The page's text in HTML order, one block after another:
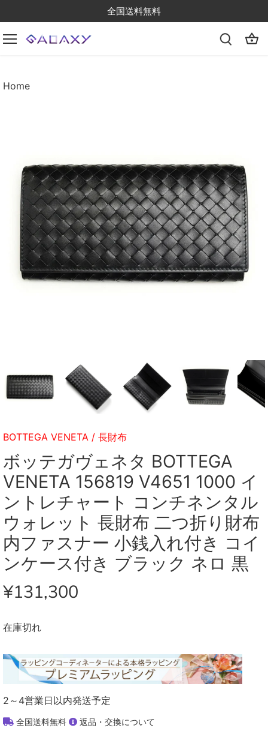
to
content
全国送料無料
Home
BOTTEGA VENETA / 長財布
ボッテガヴェネタ BOTTEGA
VENETA 156819 V4651 1000 イ
ントレチャート コンチネンタル
ウォレット 長財布 二つ折り財布
内ファスナー 小銭入れ付き コイ
ンケース付き ブラック ネロ 黒
¥131,300
在庫切れ
2～4営業日以内発送予定
全国送料無料 返品・交換について